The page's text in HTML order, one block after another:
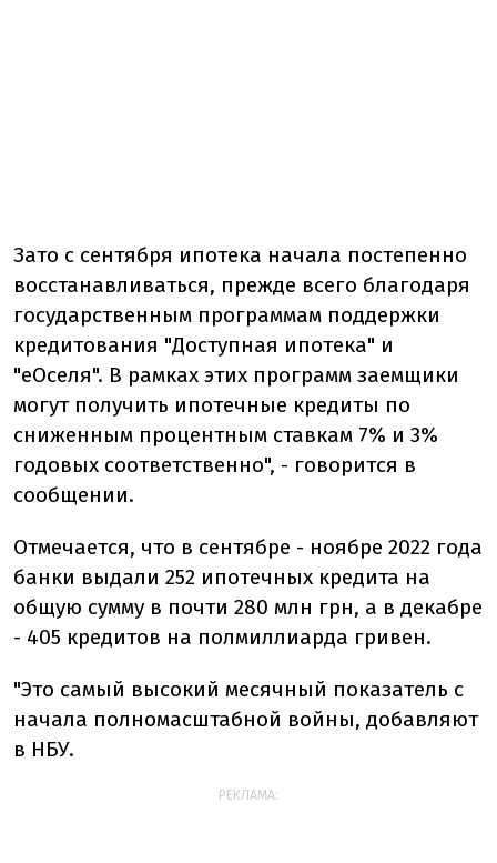
Зато с сентября ипотека начала постепенно
восстанавливаться, прежде всего благодаря
государственным программам поддержки
кредитования "Доступная ипотека" и
"еОселя". В рамках этих программ заемщики
могут получить ипотечные кредиты по
сниженным процентным ставкам 7% и 3%
годовых соответственно", - говорится в
сообщении.
Отмечается, что в сентябре - ноябре 2022 года
банки выдали 252 ипотечных кредита на
общую сумму в почти 280 млн грн, а в декабре
- 405 кредитов на полмиллиарда гривен.
"Это самый высокий месячный показатель с
начала полномасштабной войны, добавляют
в НБУ.
РЕКЛАМА: